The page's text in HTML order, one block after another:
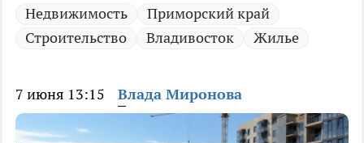
Недвижимость
Приморский край
Строительство
Владивосток Жилье
7 июня 13:15 Влада Миронова